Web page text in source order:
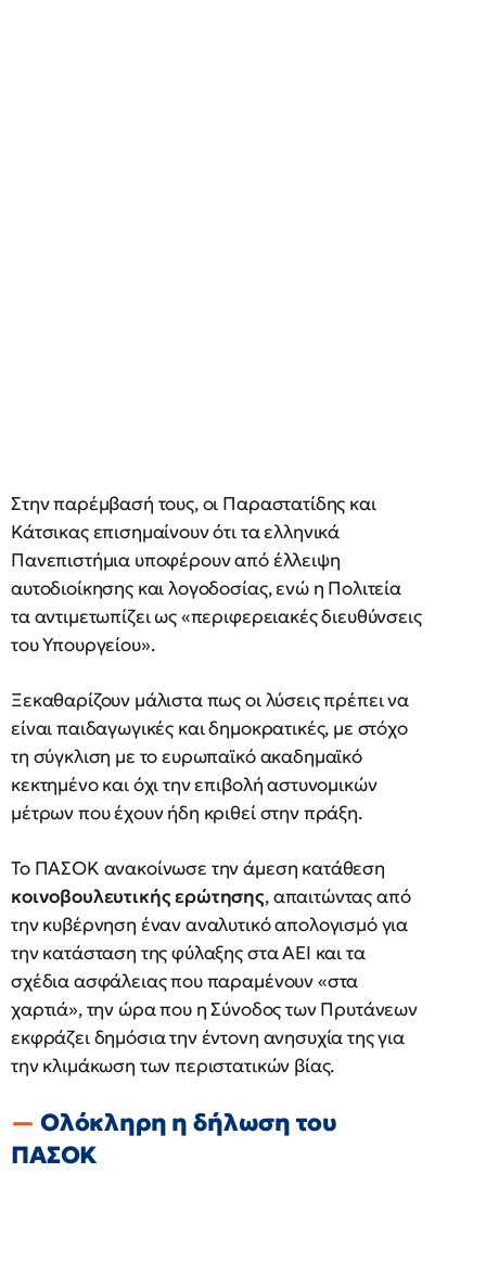
Στην παρέμβασή τους, οι Παραστατίδης και
Κάτσικας επισημαίνουν ότι τα ελληνικά
Πανεπιστήμια υποφέρουν από έλλειψη
αυτοδιοίκησης και λογοδοσίας, ενώ η Πολιτεία
τα αντιμετωπίζει ως «περιφερειακές διευθύνσεις
του Υπουργείου».
Ξεκαθαρίζουν μάλιστα πως οι λύσεις πρέπει να
είναι παιδαγωγικές και δημοκρατικές, με στόχο
τη σύγκλιση με το ευρωπαϊκό ακαδημαϊκό
κεκτημένο και όχι την επιβολή αστυνομικών
μέτρων που έχουν ήδη κριθεί στην πράξη.
Το ΠΑΣΟΚ ανακοίνωσε την άμεση κατάθεση
κοινοβουλευτικής ερώτησης, απαιτώντας από
την κυβέρνηση έναν αναλυτικό απολογισμό για
την κατάσταση της φύλαξης στα ΑΕΙ και τα
σχέδια ασφάλειας που παραμένουν «στα
χαρτιά», την ώρα που η Σύνοδος των Πρυτάνεων
εκφράζει δημόσια την έντονη ανησυχία της για
την κλιμάκωση των περιστατικών βίας.
Ολόκληρη η δήλωση του
ΠΑΣΟΚ